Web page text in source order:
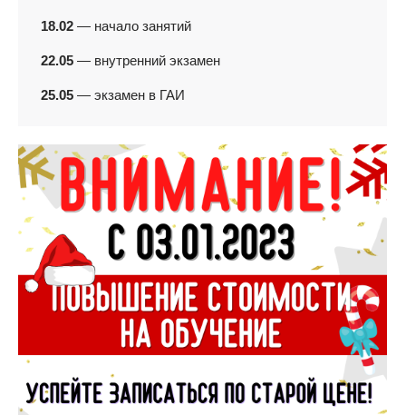
18.02 — начало занятий
22.05 — внутренний экзамен
25.05 — экзамен в ГАИ